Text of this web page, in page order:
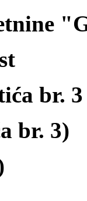
br. 3
br. 3)